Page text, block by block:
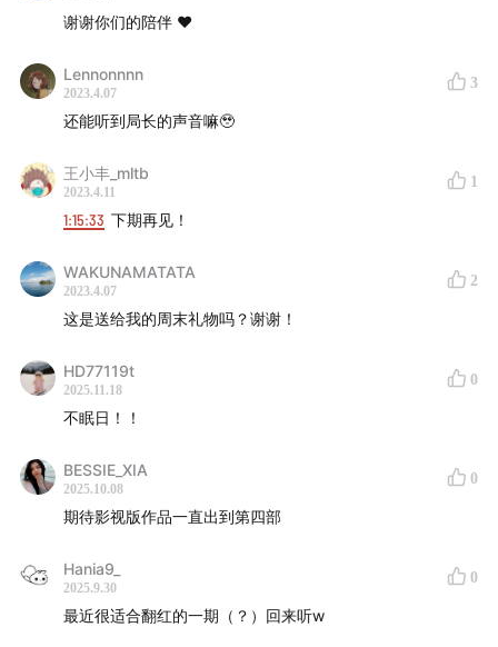
Peder B. Helland - Sunny Days
Peder B. Helland - Always
This
谢谢你们的陪伴 ♥️
Lennonnnn
2023.4.07
3
还能听到局长的声音嘛🥹
王小丰_mltb
2023.4.11
1
1:15:33 下期再见！
WAKUNAMATATA
2023.4.07
2
这是送给我的周末礼物吗？谢谢！
HD77119t
2025.11.18
0
不眠日！！
BESSIE_XIA
2025.10.08
0
期待影视版作品一直出到第四部
Hania9_
2025.9.30
0
最近很适合翻红的一期（？）回来听w